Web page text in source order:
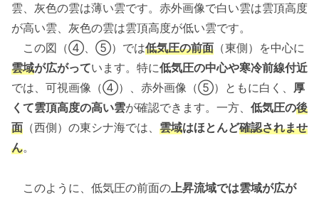
雲、灰色の雲は薄い雲です。赤外画像で白い雲は雲頂高度
が高い雲、灰色の雲は雲頂高度が低い雲です。
この図（④、⑤）では低気圧の前面 （東側）を中心に
雲域が広がっています。特に低気圧の中心や寒冷前線付近
では、可視画像（④）、赤外画像（⑤）ともに白く、 厚
くて雲頂高度の高い雲が確認できます。一方、 低気圧の後
面 （西側）の東シナ海では、 雲域はほとんど確認されませ
ん。
このように、低気圧の前面の 上昇流域では雲域が広が